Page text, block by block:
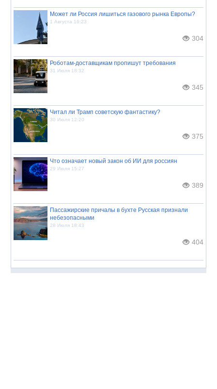
Может ли Россия лишиться газового рынка Европы?
1 Августа 16:23
304
Роботам-доставщикам пропишут требования
31 Июля 18:32
345
Читал ли Трамп советскую фантастику?
30 Июля 12:20
375
Что означает новый закон об ИИ для россиян
29 Июля 15:27
389
Пассажирские причалы в бухте Русская признали
небезопасными
28 Июля 18:43
404